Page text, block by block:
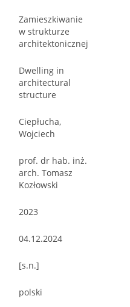
Zamieszkiwanie
w strukturze
architektonicznej
Dwelling in
architectural
structure
Ciepłucha,
Wojciech
prof. dr hab. inż.
arch. Tomasz
Kozłowski
2023
04.12.2024
[s.n.]
polski